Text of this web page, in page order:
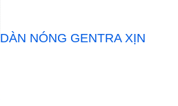
DÀN NÓNG GENTRA XỊN